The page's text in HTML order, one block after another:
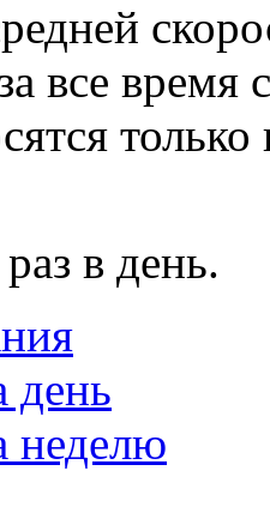
все время
в день.
день
неделю